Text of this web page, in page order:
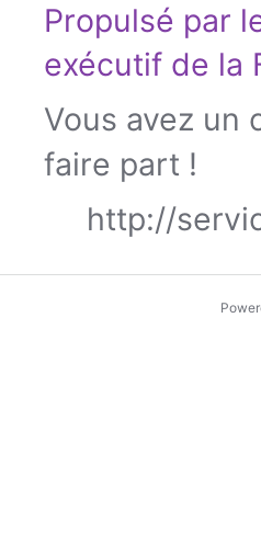
Propulsé par
exécutif de la
Vous avez un
faire part !
http://